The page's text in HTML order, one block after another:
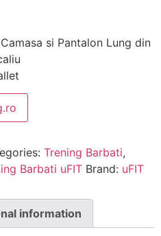
si Pantalon Lung din
Trening Barbati,
Barbati uFIT Brand: uFIT
information